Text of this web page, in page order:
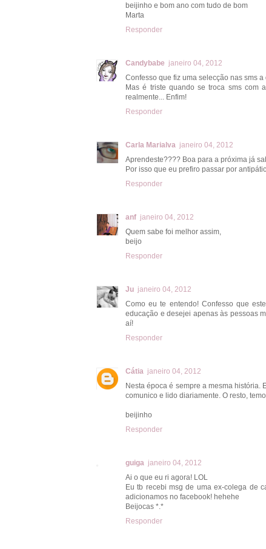
beijinho e bom ano com tudo de bom
Marta
Responder
Candybabe janeiro 04, 2012
Confesso que fiz uma selecção nas sms
Mas é triste quando se troca sms com
realmente... Enfim!
Responder
Carla Marialva janeiro 04, 2012
Aprendeste???? Boa para a próxima já
Por isso que eu prefiro passar por
Responder
anf janeiro 04, 2012
Quem sabe foi melhor assim,
beijo
Responder
Ju janeiro 04, 2012
Como eu te entendo! Confesso que
educação e desejei apenas às pessoas
aí!
Responder
Cátia janeiro 04, 2012
Nesta época é sempre a mesma história.
comunico e lido diariamente. O resto,
beijinho
Responder
guiga janeiro 04, 2012
Ai o que eu ri agora! LOL
Eu tb recebi msg de uma ex-colega de
adicionamos no facebook! hehehe
Beijocas *.*
Responder